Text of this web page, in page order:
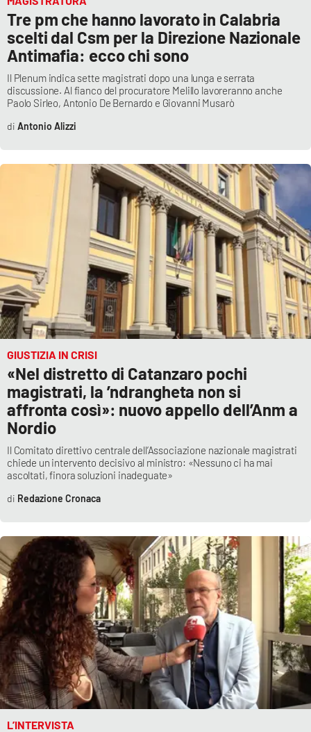
Tre pm che hanno lavorato in Calabria
scelti dal Csm per la Direzione Nazionale
Antimafia: ecco chi sono
Il Plenum indica sette magistrati dopo una lunga e serrata
discussione. Al fianco del procuratore Melillo lavoreranno anche
Paolo Sirleo, Antonio De Bernardo e Giovanni Musarò
Antonio Alizzi
GIUSTIZIA IN CRISI
«Nel distretto di Catanzaro pochi
magistrati, la ’ndrangheta non si
affronta così»: nuovo appello dell’Anm a
Nordio
Il Comitato direttivo centrale dell’Associazione nazionale magistrati
chiede un intervento decisivo al ministro: «Nessuno ci ha mai
ascoltati, finora soluzioni inadeguate»
Redazione Cronaca
L’INTERVISTA